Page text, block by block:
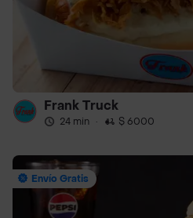
Frank Truck
24 min · $ 6000
Envío Gratis